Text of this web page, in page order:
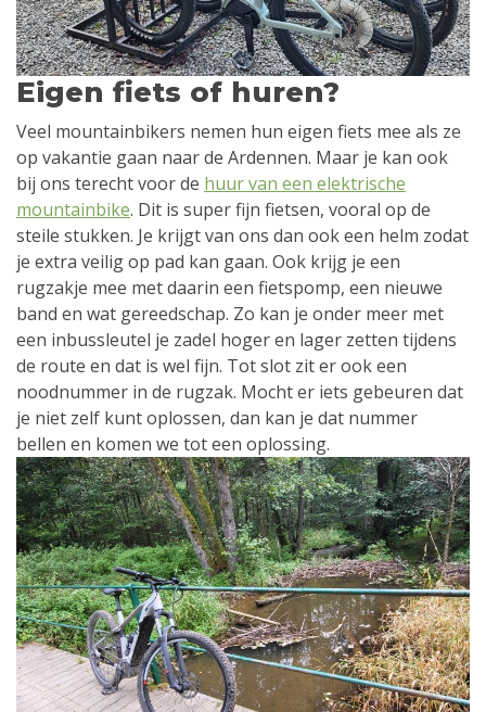
Eigen fiets of huren?
Veel mountainbikers nemen hun eigen fiets mee als ze
op vakantie gaan naar de Ardennen. Maar je kan ook
bij ons terecht voor de huur van een elektrische
mountainbike. Dit is super fijn fietsen, vooral op de
steile stukken. Je krijgt van ons dan ook een helm zodat
je extra veilig op pad kan gaan. Ook krijg je een
rugzakje mee met daarin een fietspomp, een nieuwe
band en wat gereedschap. Zo kan je onder meer met
een inbussleutel je zadel hoger en lager zetten tijdens
de route en dat is wel fijn. Tot slot zit er ook een
noodnummer in de rugzak. Mocht er iets gebeuren dat
je niet zelf kunt oplossen, dan kan je dat nummer
bellen en komen we tot een oplossing.